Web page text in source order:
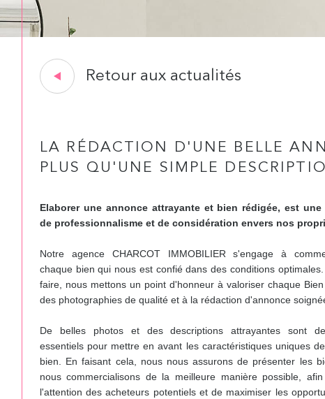
Retour aux actualités
LA RÉDACTION D'UNE BELLE
PLUS QU'UNE SIMPLE
Elaborer une annonce attrayante et bien rédigée, est une
de professionnalisme et de considération envers nos
Notre agence CHARCOT IMMOBILIER s'engage à
chaque bien qui nous est confié dans des conditions
faire, nous mettons un point d'honneur à valoriser chaque
des photographies de qualité et à la rédaction d'annonce
De belles photos et des descriptions attrayantes sont
essentiels pour mettre en avant les caractéristiques uniques
bien. En faisant cela, nous nous assurons de présenter les
nous commercialisons de la meilleure manière possible,
l'attention des acheteurs potentiels et de maximiser les